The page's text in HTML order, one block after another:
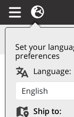
Set your
preferences
Language:
Ship to:
Monte